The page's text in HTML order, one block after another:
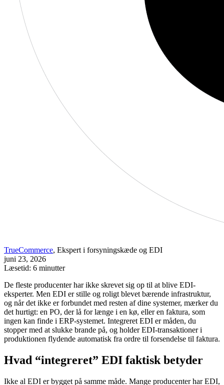
TrueCommerce, Ekspert i forsyningskæde og EDI
juni 23, 2026
Læsetid: 6 minutter
De fleste producenter har ikke skrevet sig op til at blive EDI-
eksperter. Men EDI er stille og roligt blevet bærende infrastruktur,
og når det ikke er forbundet med resten af dine systemer, mærker du
det hurtigt: en PO, der lå for længe i en kø, eller en faktura, som
ingen kan finde i ERP-systemet. Integreret EDI er måden, du
stopper med at slukke brande på, og holder EDI-transaktioner i
produktionen flydende automatisk fra ordre til forsendelse til faktura.
Hvad “integreret” EDI faktisk betyder
Ikke al EDI er bygget på samme måde. Mange producenter har EDI,